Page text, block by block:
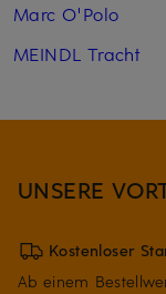
Marc O'Polo
MEINDL Tracht
UNSERE
Kostenloser
Ab einem